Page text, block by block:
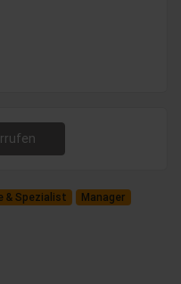
& Spezialist
Manager